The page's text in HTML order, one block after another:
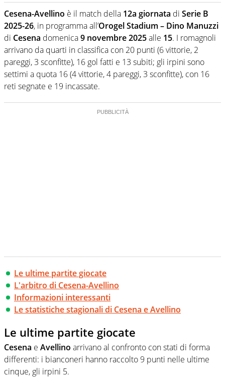
appassionato su tutto il mondo dello sport. Calcio,
calciomercato, F1, Motomondiale ma anche tennis,
volley, basket: su Virgilio Sport i tifosi e gli appassionati
sanno che troveranno sempre copertura completa e
zero faziosità. La squadra di Virgilio Sport è formata da
giornalisti ed esperti di sport abili sia nel gioco di
rimessa quando intercettano le notizie e le rilanciano
verso la rete, sia nella costruzione dal basso quando
creano contenuti 100% originali ed esclusivi.
Cesena-Avellino è il match della 12a giornata di Serie B
2025-26, in programma all’Orogel Stadium – Dino Manuzzi
di Cesena domenica9 novembre 2025alle 15. I romagnoli
arrivano da quarti in classifica con 20 punti (6 vittorie, 2
pareggi, 3 sconfitte), 16 gol fatti e 13 subiti; gli irpini sono
settimi a quota 16 (4 vittorie, 4 pareggi, 3 sconfitte), con 16
reti segnate e 19 incassate.
Le ultime partite giocate
L'arbitro di Cesena-Avellino
Informazioni interessanti
Le statistiche stagionali di Cesena e Avellino
Le ultime partite giocate
Cesena e Avellino arrivano al confronto con stati di forma
differenti: i bianconeri hanno raccolto 9 punti nelle ultime
cinque, gli irpini 5.